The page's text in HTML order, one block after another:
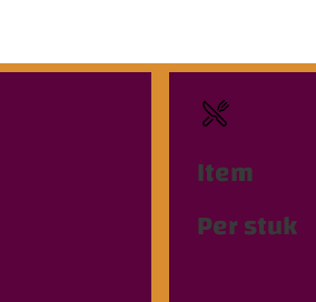
Item
Per stuk